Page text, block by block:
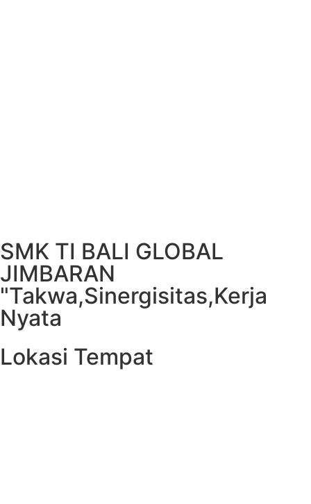
SMK TI BALI GLOBAL
JIMBARAN
"Takwa,Sinergisitas,Kerja
Nyata
Lokasi Tempat